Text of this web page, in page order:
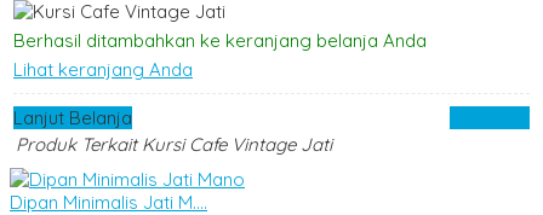
Berhasil ditambahkan ke keranjang belanja Anda
Lihat keranjang Anda
Lanjut Belanja
Produk Terkait Kursi Cafe Vintage Jati
Dipan Minimalis Jati M....